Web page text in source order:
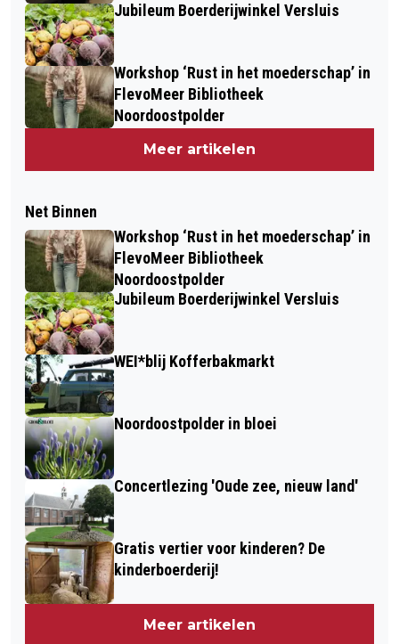
Jubileum Boerderijwinkel Versluis
Workshop ‘Rust in het moederschap’ in
FlevoMeer Bibliotheek
Noordoostpolder
Meer artikelen
Net Binnen
Workshop ‘Rust in het moederschap’ in
FlevoMeer Bibliotheek
Noordoostpolder
Jubileum Boerderijwinkel Versluis
WEI*blij Kofferbakmarkt
Noordoostpolder in bloei
Concertlezing 'Oude zee, nieuw land'
Gratis vertier voor kinderen? De
kinderboerderij!
Meer artikelen